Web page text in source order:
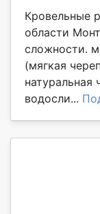
Кровельные
области
сложности.
(мягкая
водосли...